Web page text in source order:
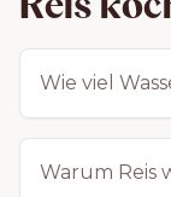
Wie viel
Warum Reis